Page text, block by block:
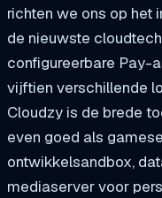
richten we ons op het
de nieuwste
configureerbare Pay-
vijftien verschillende
Cloudzy is de brede
even goed als
ontwikkelsandbox,
mediaserver voor